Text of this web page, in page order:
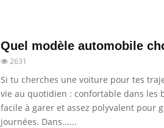
Quel modèle automobile
2631
Si tu cherches une voiture pour tes
vie au quotidien : confortable dans les
facile à garer et assez polyvalent pour
journées. Dans......